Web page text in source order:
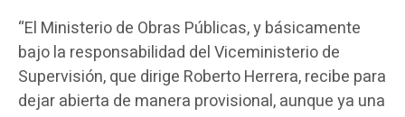
“El Ministerio de Obras Públicas, y básicamente
bajo la responsabilidad del Viceministerio de
Supervisión, que dirige Roberto Herrera, recibe para
dejar abierta de manera provisional, aunque ya una